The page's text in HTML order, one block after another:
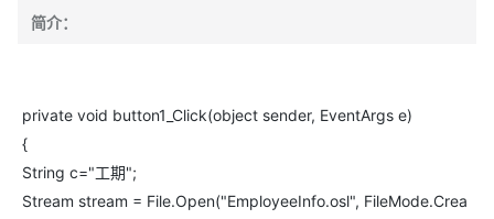
简介：
private void button1_Click(object sender, EventArgs e)
{
String c="工期";
Stream stream = File.Open("EmployeeInfo.osl", FileMode.Crea